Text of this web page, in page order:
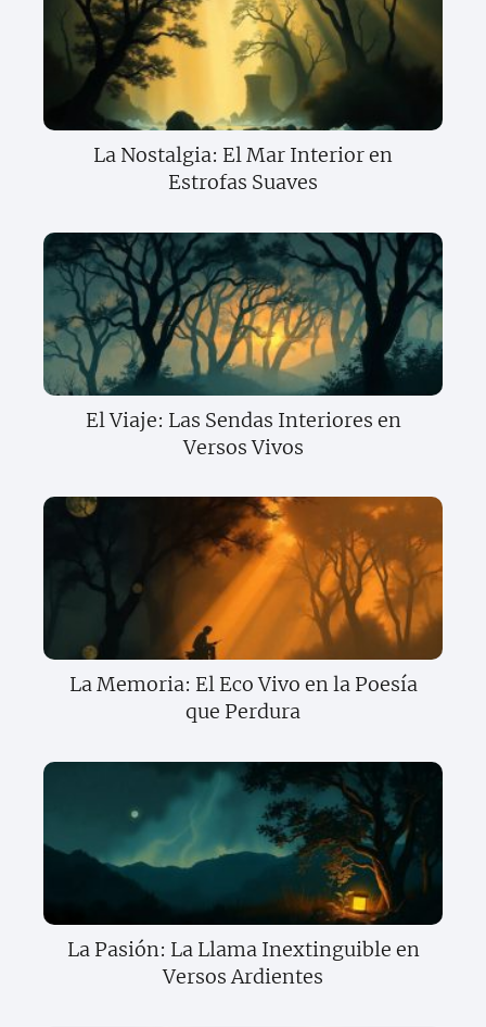
La Nostalgia: El Mar Interior en
Estrofas Suaves
El Viaje: Las Sendas Interiores en
Versos Vivos
La Memoria: El Eco Vivo en la Poesía
que Perdura
La Pasión: La Llama Inextinguible en
Versos Ardientes